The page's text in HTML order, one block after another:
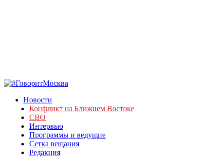
Новости
Конфликт на Ближнем Востоке
СВО
Интервью
Программы и ведущие
Сетка вещания
Редакция